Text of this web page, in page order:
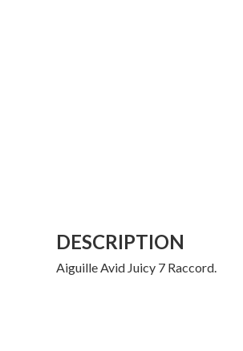
DESCRIPTION
Aiguille Avid Juicy 7 Raccord.